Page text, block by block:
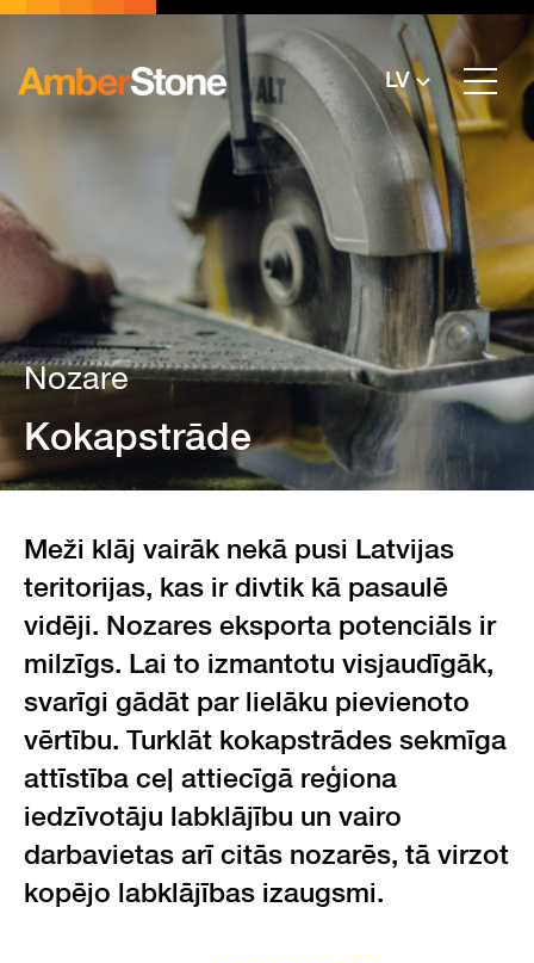
LV
Nozare
Kokapstrāde
Meži klāj vairāk nekā pusi Latvijas
teritorijas, kas ir divtik kā pasaulē
vidēji. Nozares eksporta potenciāls ir
milzīgs. Lai to izmantotu visjaudīgāk,
svarīgi gādāt par lielāku pievienoto
vērtību. Turklāt kokapstrādes sekmīga
attīstība ceļ attiecīgā reģiona
iedzīvotāju labklājību un vairo
darbavietas arī citās nozarēs, tā virzot
kopējo labklājības izaugsmi.